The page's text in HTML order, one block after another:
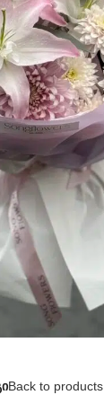
Back to products